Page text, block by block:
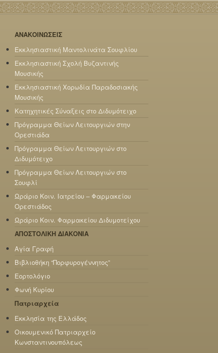
ΑΝΑΚΟΙΝΩΣΕΙΣ
Εκκλησιαστική Μαντολινάτα Σουφλίου
Εκκλησιαστική Σχολή Βυζαντινής
Μουσικής
Εκκλησιαστική Χορωδία Παραδοσιακής
Μουσικής
Κατηχητικές Σύναξεις στο Διδυμότειχο
Πρόγραμμα Θείων Λειτουργιών στην
Ορεστιάδα
Πρόγραμμα Θείων Λειτουργιών στο
Διδυμότειχο
Πρόγραμμα Θείων Λειτουργιών στο
Σουφλί
Ωράριο Κοιν. Ιατρείου – Φαρμακείου
Ορεστιάδος
Ωράριο Κοιν. Φαρμακείου Διδυμοτείχου
ΑΠΟΣΤΟΛΙΚΗ ΔΙΑΚΟΝΙΑ
Αγία Γραφή
Βιβλιοθήκη “Πορφυρογέννητος”
Εορτολόγιο
Φωνή Κυρίου
Πατριαρχεία
Εκκλησία της Ελλάδος
Οικουμενικό Πατριαρχείο
Κωνσταντινουπόλεως